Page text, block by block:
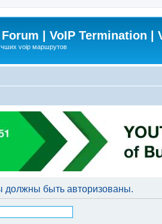
Forum | VoIP Termination |
voip маршрутов
быть авторизованы.